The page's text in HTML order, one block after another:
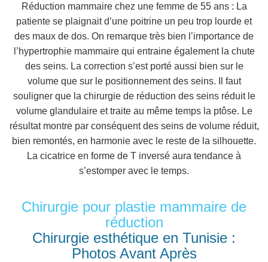
Réduction mammaire chez une femme de 55 ans : La
patiente se plaignait d’une poitrine un peu trop lourde et
des maux de dos. On remarque très bien l’importance de
l’hypertrophie mammaire qui entraine également la chute
des seins. La correction s’est porté aussi bien sur le
volume que sur le positionnement des seins. Il faut
souligner que la chirurgie de réduction des seins réduit le
volume glandulaire et traite au même temps la ptôse. Le
résultat montre par conséquent des seins de volume réduit,
bien remontés, en harmonie avec le reste de la silhouette.
La cicatrice en forme de T inversé aura tendance à
s’estomper avec le temps.
Chirurgie pour plastie mammaire de
réduction
Chirurgie esthétique en Tunisie :
Photos Avant Après